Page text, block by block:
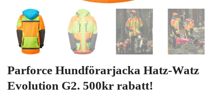
Parforce Hundförarjacka Hatz-Watz
Evolution G2. 500kr rabatt!